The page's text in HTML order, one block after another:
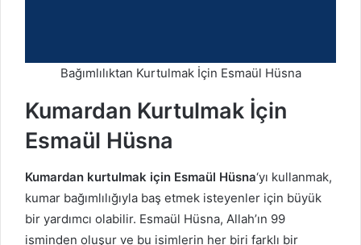
Bağımlılıktan Kurtulmak İçin Esmaül Hüsna
Kumardan Kurtulmak İçin
Esmaül Hüsna
Kumardan kurtulmak için Esmaül Hüsna‘yı kullanmak,
kumar bağımlılığıyla baş etmek isteyenler için büyük
bir yardımcı olabilir. Esmaül Hüsna, Allah’ın 99
isminden oluşur ve bu isimlerin her biri farklı bir